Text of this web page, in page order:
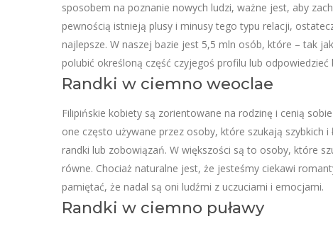
sposobem na poznanie nowych ludzi, ważne jest, aby
pewnością istnieją plusy i minusy tego typu relacji,
najlepsze. W naszej bazie jest 5,5 mln osób, które – tak
polubić określoną część czyjegoś profilu lub
Randki w ciemno weoclae
Filipińskie kobiety są zorientowane na rodzinę i cenią
one często używane przez osoby, które szukają szybkich
randki lub zobowiązań. W większości są to osoby, które
równe. Chociaż naturalne jest, że jesteśmy ciekawi
pamiętać, że nadal są oni ludźmi z uczuciami i emocjami.
Randki w ciemno puławy